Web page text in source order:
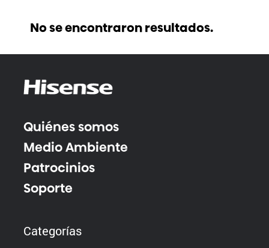
No se encontraron resultados.
Quiénes somos
Medio Ambiente
Patrocinios
Soporte
Categorías